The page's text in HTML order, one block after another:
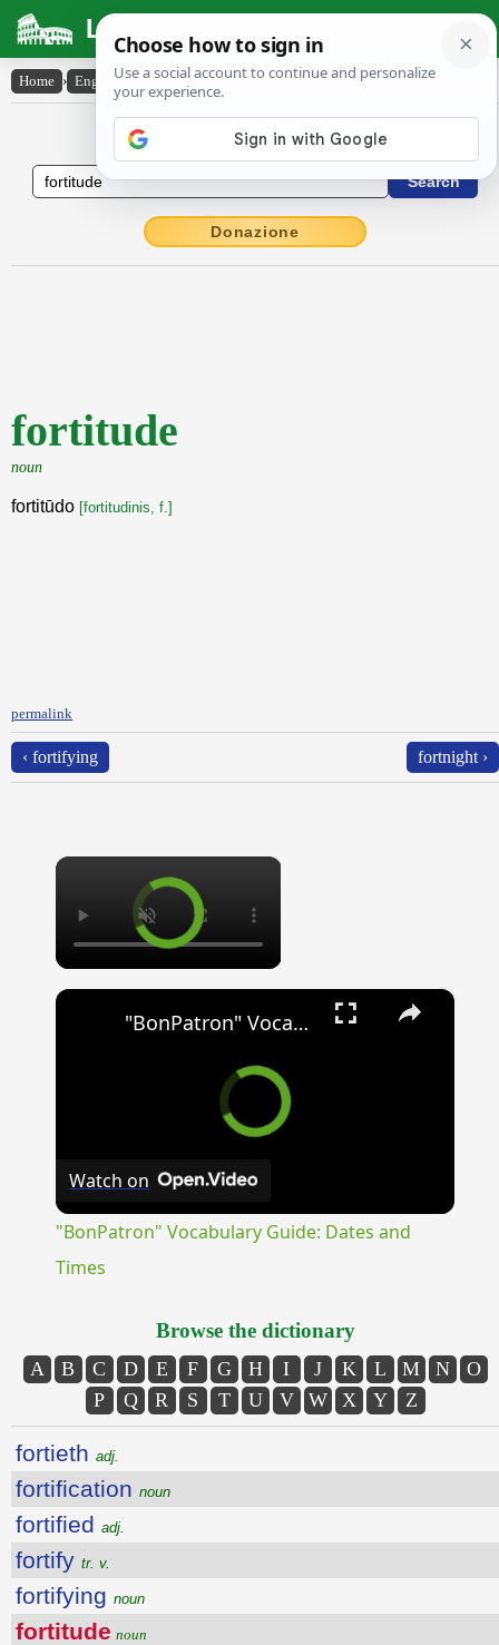
Latin Dictionary
Home › English-Latin › fortitude
English to Latin Dictionary
Donazione
fortitude
noun
fortitūdo [fortitudinis, f.]
permalink
‹ fortifying fortnight ›
×
×
"BonPatron" Vocabulary Guide: Dates and Times
Watch on
"BonPatron" Vocabulary Guide: Dates and
Times
Browse the dictionary
A B C D E F G H I J K L M N
O
P
Q R S T U V W X Y Z
fortieth adj.
fortification noun
fortified adj.
fortify tr. v.
fortifying noun
fortitude noun